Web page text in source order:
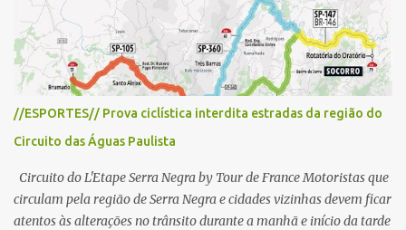
s
//ESPORTES// Prova ciclística interdita estradas da região do
Circuito das Águas Paulista
Circuito do L'Etape Serra Negra by Tour de France Motoristas que
circulam pela região de Serra Negra e cidades vizinhas devem ficar
atentos às alterações no trânsito durante a manhã e início da tarde